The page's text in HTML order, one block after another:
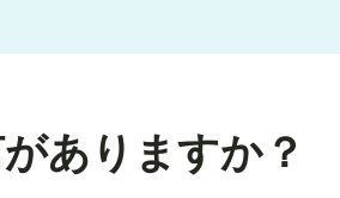
ありますか？